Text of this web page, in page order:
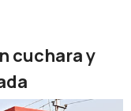
cuchara y